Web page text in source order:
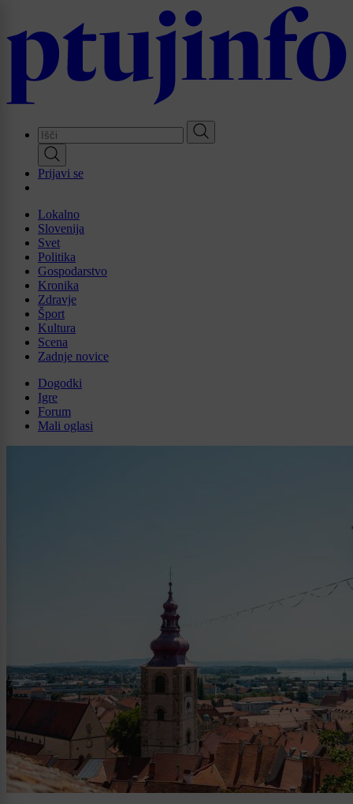
main
Prijavi se
Lokalno
Slovenija
Svet
Politika
Gospodarstvo
Kronika
Zdravje
Šport
Kultura
Scena
Zadnje novice
Dogodki
Igre
Forum
Mali oglasi